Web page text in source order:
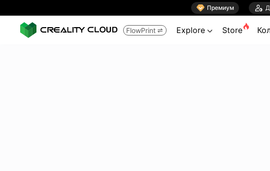
 Премиум 
FlowPrint  Explore  Store